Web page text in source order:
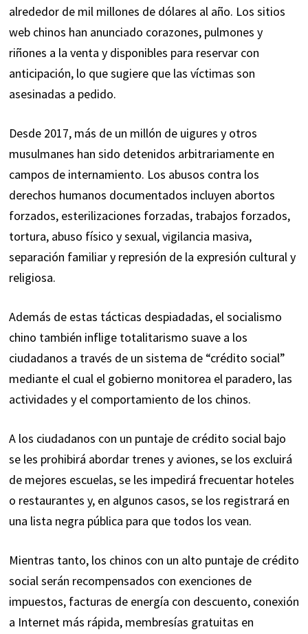
alrededor de mil millones de dólares al año. Los sitios
web chinos han anunciado corazones, pulmones y
riñones a la venta y disponibles para reservar con
anticipación, lo que sugiere que las víctimas son
asesinadas a pedido.
Desde 2017, más de un millón de uigures y otros
musulmanes han sido detenidos arbitrariamente en
campos de internamiento. Los abusos contra los
derechos humanos documentados incluyen abortos
forzados, esterilizaciones forzadas, trabajos forzados,
tortura, abuso físico y sexual, vigilancia masiva,
separación familiar y represión de la expresión cultural y
religiosa.
Además de estas tácticas despiadadas, el socialismo
chino también inflige totalitarismo suave a los
ciudadanos a través de un sistema de “crédito social”
mediante el cual el gobierno monitorea el paradero, las
actividades y el comportamiento de los chinos.
A los ciudadanos con un puntaje de crédito social bajo
se les prohibirá abordar trenes y aviones, se los excluirá
de mejores escuelas, se les impedirá frecuentar hoteles
o restaurantes y, en algunos casos, se los registrará en
una lista negra pública para que todos los vean.
Mientras tanto, los chinos con un alto puntaje de crédito
social serán recompensados ​​con exenciones de
impuestos, facturas de energía con descuento, conexión
a Internet más rápida, membresías gratuitas en